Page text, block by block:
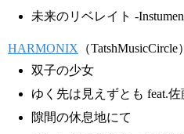
未来のリベレイト -
HARMONIX （TatshMusicCircle）
双子の少女
ゆく先は見えずとも feat.佐
隙間の休息地にて